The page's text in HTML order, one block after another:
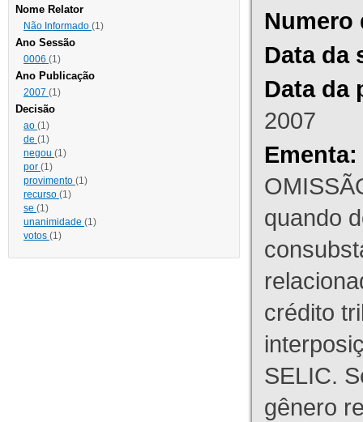
Nome Relator
Não Informado (1)
Ano Sessão
0006 (1)
Ano Publicação
2007 (1)
Decisão
ao (1)
de (1)
negou (1)
por (1)
provimento (1)
recurso (1)
se (1)
unanimidade (1)
votos (1)
Numero
Data da
Data da
2007
Ementa:
quando
crédito
SELIC.
gênero